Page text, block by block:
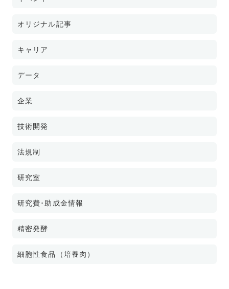
オリジナル記事
キャリア
データ
企業
技術開発
法規制
研究室
研究費･助成金情報
精密発酵
細胞性食品（培養肉）